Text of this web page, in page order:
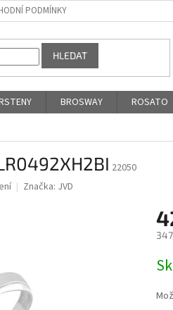
PODMÍNKY
HLEDAT
BROSWAY ROSATO
22050
Značka: JVD